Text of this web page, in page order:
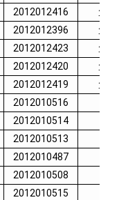
2012012416
生命
2012012396
生命
2012012423
生命
2012012420
生命
2012012419 生命
2012010516
2012010514
2012010513
2012010487
2012010508
2012010515